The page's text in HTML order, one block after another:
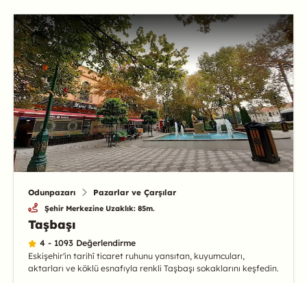
Odunpazarı Pazarlar ve Çarşılar
Şehir Merkezine Uzaklık: 85m.
Taşbaşı
4 - 1093 Değerlendirme
Eskişehir'in tarihî ticaret ruhunu yansıtan, kuyumcuları,
aktarları ve köklü esnafıyla renkli Taşbaşı sokaklarını keşfedin.